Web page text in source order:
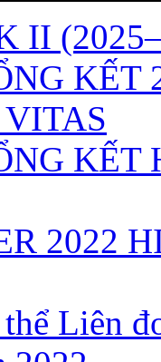
II
KẾT
2022
Liên